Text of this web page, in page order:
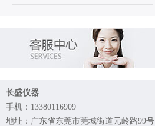
长盛仪器
手机：13380116909
地址：广东省东莞市莞城街道元岭路99号